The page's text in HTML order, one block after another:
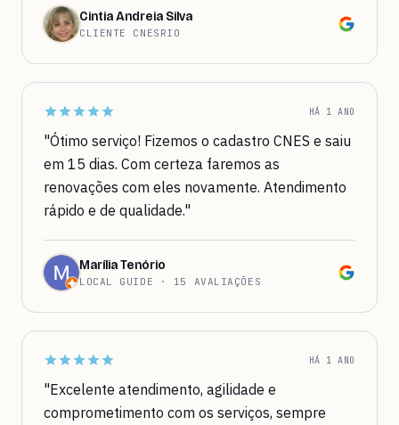
Cintia Andreia Silva
CLIENTE CNESRIO
HÁ 1 ANO
"Ótimo serviço! Fizemos o cadastro CNES e saiu
em 15 dias. Com certeza faremos as
renovações com eles novamente. Atendimento
rápido e de qualidade."
Marília Tenório
LOCAL GUIDE · 15 AVALIAÇÕES
HÁ 1 ANO
"Excelente atendimento, agilidade e
comprometimento com os serviços, sempre